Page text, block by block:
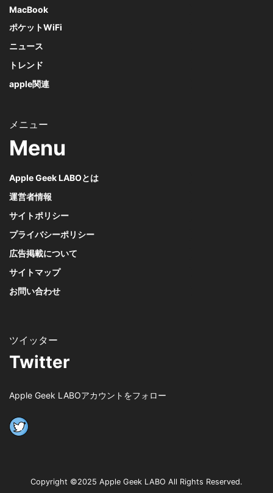
MacBook
ポケットWiFi
ニュース
トレンド
apple関連
Menu
Apple Geek LABOとは
運営者情報
サイトポリシー
プライバシーポリシー
広告掲載について
サイトマップ
お問い合わせ
Twitter
Apple Geek LABOアカウントをフォロー
Copyright ©2025 Apple Geek LABO All Rights Reserved.